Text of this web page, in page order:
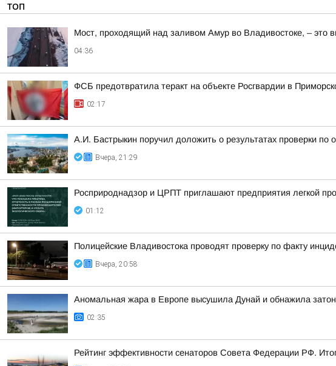
ТОП
Мост, проходящий над заливом Амур во Владивостоке, –
04:36
ФСБ предотвратила теракт на объекте Росгвардии в
02:17
А.И. Бастрыкин поручил доложить о результатах проверки
Вчера, 21:29
Росприроднадзор и ЦРПТ приглашают предприятия легкой
01:12
Полицейские Владивостока проводят проверку по факту
Вчера, 20:58
Аномальная жара в Европе высушила Дунай и обнажила
02:35
Рейтинг эффективности сенаторов Совета Федерации РФ.